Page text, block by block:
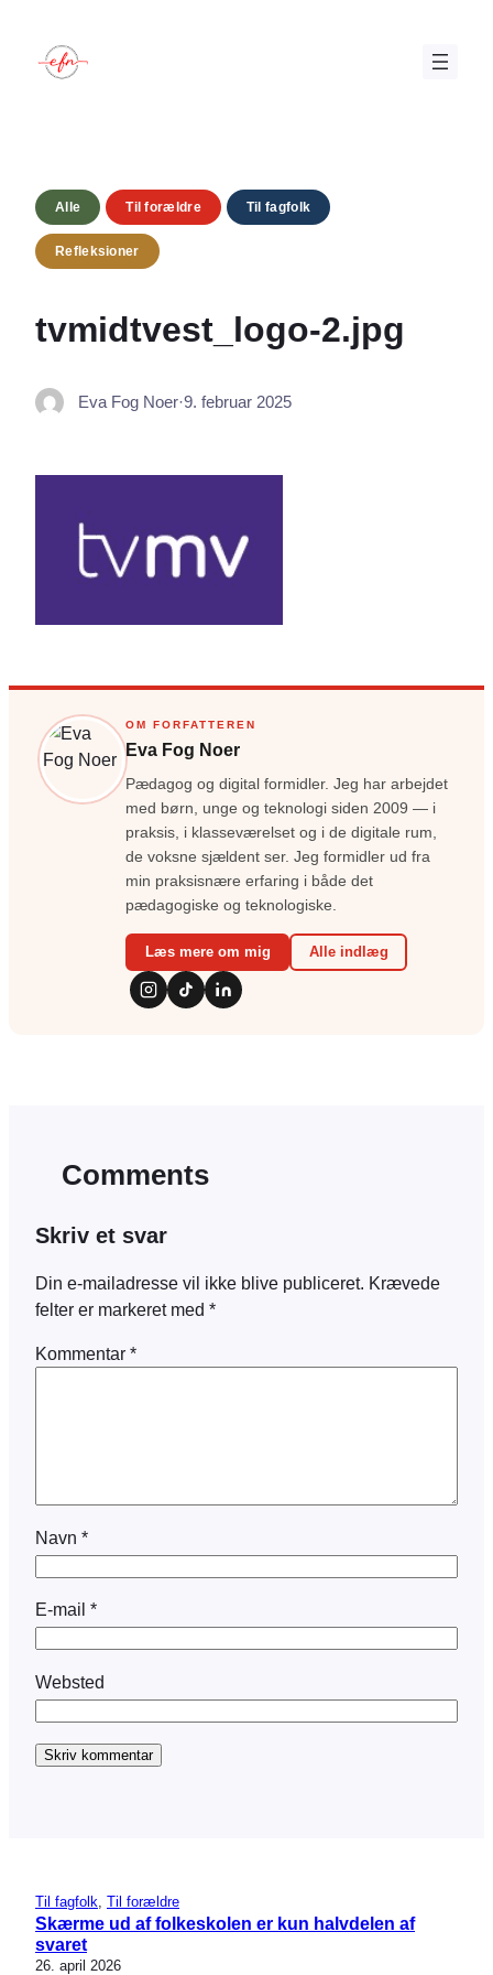
indhold
Alle Til forældre Til fagfolk
Refleksioner
tvmidtvest_logo-2.jpg
Eva Fog Noer·9. februar 2025
OM FORFATTEREN
Eva Fog Noer
Pædagog og digital formidler. Jeg har arbejdet
med børn, unge og teknologi siden 2009 — i
praksis, i klasseværelset og i de digitale rum,
de voksne sjældent ser. Jeg formidler ud fra
min praksisnære erfaring i både det
pædagogiske og teknologiske.
Læs mere om mig Alle indlæg
Comments
Skriv et svar
Din e-mailadresse vil ikke blive publiceret. Krævede
felter er markeret med *
Kommentar *
Navn *
E-mail *
Websted
Til fagfolk Til forældre
Skærme ud af folkeskolen er kun halvdelen af
svaret
26. april 2026